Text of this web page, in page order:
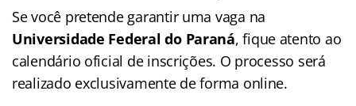
Se você pretende garantir uma vaga na
Universidade Federal do Paraná, fique atento ao
calendário oficial de inscrições. O processo será
realizado exclusivamente de forma online.